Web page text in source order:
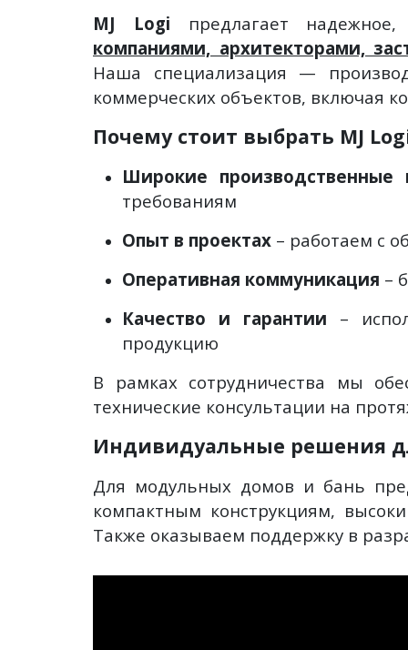
MJ Logi предлагает
компаниями, архитекторами,
Наша специализация —
коммерческих объектов, включая
Почему стоит выбрать MJ
Широкие производственные
требованиям
Опыт в проектах – работаем с
Оперативная коммуникация –
Качество и гарантии –
продукцию
В рамках сотрудничества мы
технические консультации на
Индивидуальные решения
Для модульных домов и бань
компактным конструкциям,
Также оказываем поддержку в